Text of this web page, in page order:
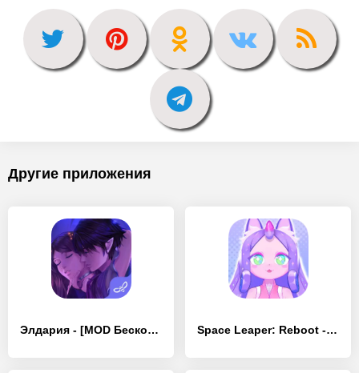
Другие приложения
Элдария - [MOD Бесконечные деньги] Space Leaper: Reboot - [MOD Бесконечные деньги]